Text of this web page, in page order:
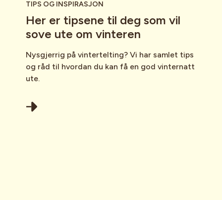
mellom steinene.
Legg flere pinner imellom steinene
eller kubbene etter hvert som det
tar fyr
TIPS OG INSPIRASJON
Her er tipsene til deg som vil
sove ute om vinteren
Nysgjerrig på vintertelting? Vi har samlet tips
og råd til hvordan du kan få en god vinternatt
ute.